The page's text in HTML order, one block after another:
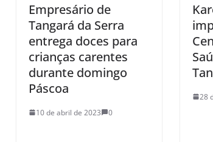
Empresário de
Tangará da Serra
entrega doces para
crianças carentes
durante domingo
Páscoa
10 de abril de 2023 0
28